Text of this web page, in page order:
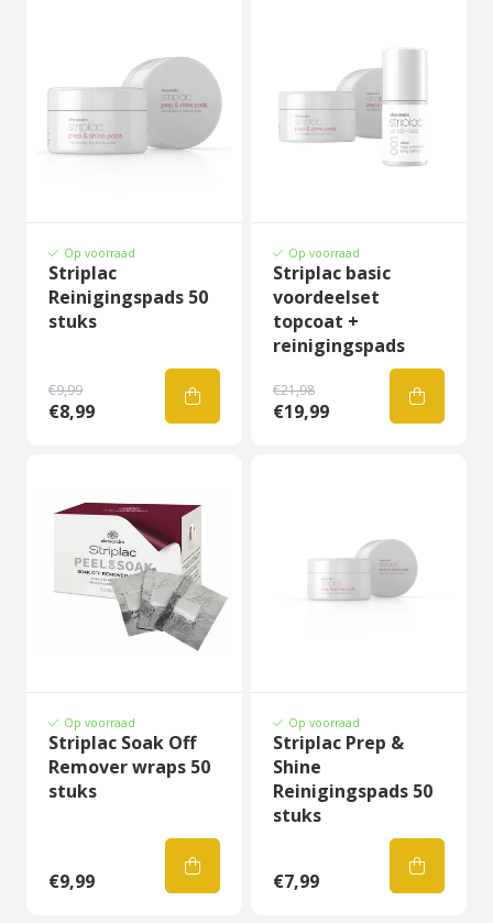
Op voorraad
Striplac
Reinigingspads 50
stuks
€9,99
€8,99
Op voorraad
Striplac basic
voordeelset
topcoat +
reinigingspads
€21,98
€19,99
Op voorraad
Striplac Soak Off
Remover wraps 50
stuks
€9,99
Op voorraad
Striplac Prep &
Shine
Reinigingspads 50
stuks
€7,99